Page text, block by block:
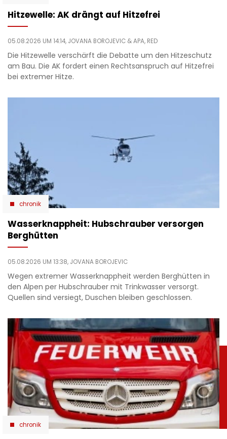
Hitzewelle: AK drängt auf Hitzefrei
05.08.2026 UM 14:14, JOVANA BOROJEVIC & APA, RED
Die Hitzewelle verschärft die Debatte um den Hitzeschutz
am Bau. Die AK fordert einen Rechtsanspruch auf Hitzefrei
bei extremer Hitze.
chronik
Wasserknappheit: Hubschrauber versorgen
Berghütten
05.08.2026 UM 13:38, JOVANA BOROJEVIC
Wegen extremer Wasserknappheit werden Berghütten in
den Alpen per Hubschrauber mit Trinkwasser versorgt.
Quellen sind versiegt, Duschen bleiben geschlossen.
chronik